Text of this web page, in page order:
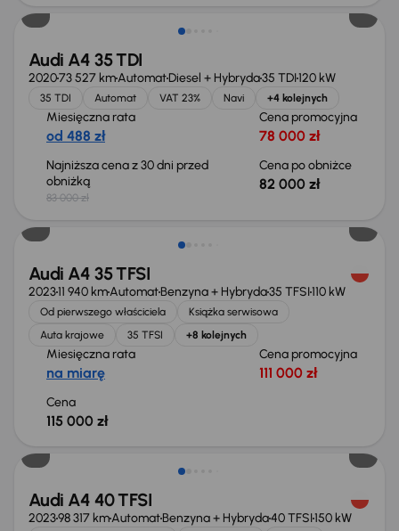
Audi A4 35 TDI
202073 527 kmAutomatDiesel + Hybryda35 TDI120 kW
35 TDI Automat VAT 23% Navi +4 kolejnych
Miesięczna rata
od 488 zł
Cena promocyjna
78 000 zł
Najniższa cena z 30 dni przed
obniżką
83 000 zł
Cena po obniżce
82 000 zł
Audi A4 35 TFSI
202311 940 kmAutomatBenzyna + Hybryda35 TFSI110 kW
Od pierwszego właściciela
Książka serwisowa
Auta krajowe
35 TFSI +8 kolejnych
Miesięczna rata
na miarę
Cena promocyjna
111 000 zł
Cena
115 000 zł
Taniej o 2 000 zł
Audi A4 40 TFSI
202398 317 kmAutomatBenzyna + Hybryda40 TFSI150 kW